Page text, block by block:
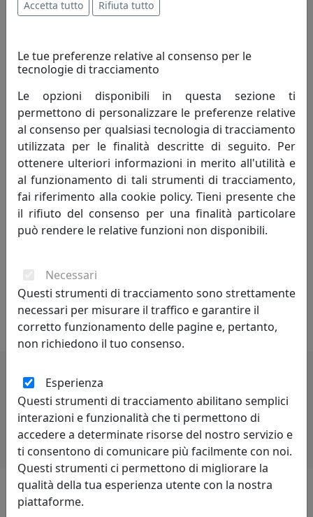
migliorando quindi il tenore di vita dell'uomo.
negativi.
Creatività - è un termine che indica l'arte o la capacità di
creare e inventare."Creatività è unire elementi esistenti
con connessioni nuove, che siano utili" - Henri Poincaré.
La creatività si fonda sulla profonda conoscenza delle
regole da superare, non può svilupparsi in assenza di
competenze preliminari. Caratteristiche della
personalità creativa sono curiosità, indipendenza,
spirito critico, autodisciplina.
impresa od industria. Può anche essere definita come
capacità di stare al passo con la concorrenza. Lo spirito
di rivalità è proprio di chi è competitivo.
Potrebbero interessarti
Accetta tutto Rifiuta tutto
Le tue preferenze relative al consenso per le
tecnologie di tracciamento
Le opzioni disponibili in questa sezione ti
permettono di personalizzare le preferenze relative
al consenso per qualsiasi tecnologia di tracciamento
utilizzata per le finalità descritte di seguito. Per
ottenere ulteriori informazioni in merito all'utilità e
al funzionamento di tali strumenti di tracciamento,
fai riferimento alla cookie policy. Tieni presente che
il rifiuto del consenso per una finalità particolare
può rendere le relative funzioni non disponibili.
Necessari
Questi strumenti di tracciamento sono strettamente
necessari per misurare il traffico e garantire il
corretto funzionamento delle pagine e, pertanto,
non richiedono il tuo consenso.
Esperienza
Questi strumenti di tracciamento abilitano semplici
interazioni e funzionalità che ti permettono di
accedere a determinate risorse del nostro servizio e
ti consentono di comunicare più facilmente con noi.
Questi strumenti ci permettono di migliorare la
qualità della tua esperienza utente con la nostra
piattaforme.